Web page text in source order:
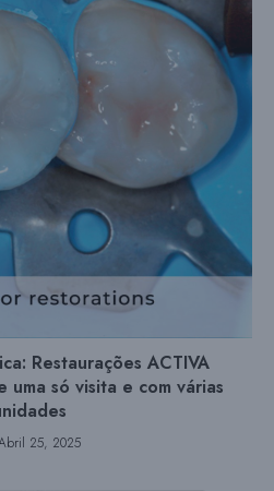
Restaurações ACTIVA
uma só visita e com várias
25, 2025